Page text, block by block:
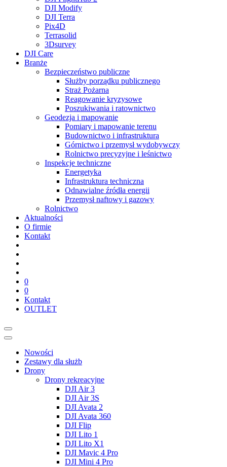
DJI Modify
DJI Terra
Pix4D
Terrasolid
3Dsurvey
DJI Care
Branże
Bezpieczeństwo publiczne
Służby porządku publicznego
Straż Pożarna
Reagowanie kryzysowe
Poszukiwania i ratownictwo
Geodezja i mapowanie
Pomiary i mapowanie terenu
Budownictwo i infrastruktura
Górnictwo i przemysł wydobywczy
Rolnictwo precyzyjne i leśnictwo
Inspekcje techniczne
Energetyka
Infrastruktura techniczna
Odnawialne źródła energii
Przemysł naftowy i gazowy
Rolnictwo
Aktualności
O firmie
Kontakt
0
0
Kontakt
OUTLET
Nowości
Zestawy dla służb
Drony
Drony rekreacyjne
DJI Air 3
DJI Air 3S
DJI Avata 2
DJI Avata 360
DJI Flip
DJI Lito 1
DJI Lito X1
DJI Mavic 4 Pro
DJI Mini 4 Pro